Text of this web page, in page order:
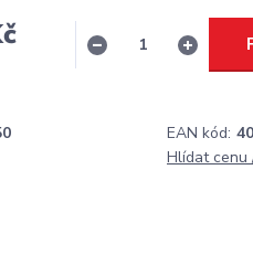
EAN kód:
Hlídat cenu